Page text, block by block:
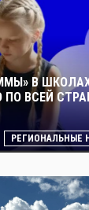
В
ВСЕЙ
РЕГИОНАЛЬНЫЕ